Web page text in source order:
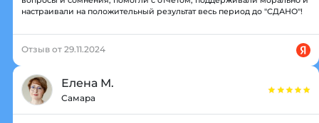
настраивали на положительный результат весь период до "СДАНО"!
Отзыв от 29.11.2024
Елена М.
Самара